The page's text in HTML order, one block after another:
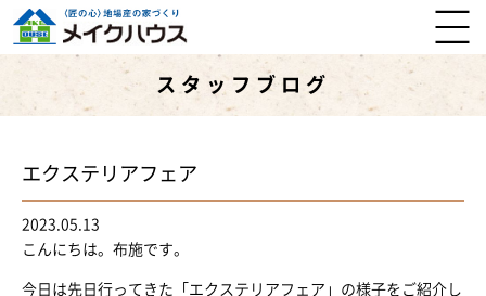
スタッフブログ
エクステリアフェア
2023.05.13
こんにちは。布施です。
今日は先日行ってきた「エクステリアフェア」の様子をご紹介し